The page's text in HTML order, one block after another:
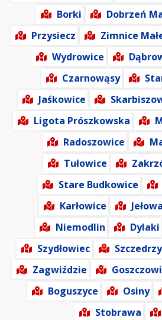
Borki Dobrzeń
Przysiecz
Zimnice
Wydrowice
Czarnowąsy
Jaśkowice
Ligota Prószkowska
Radoszowice
Tułowice
Stare Budkowice
Karłowice
Jełowa
Niemodlin
Dylaki
Szydłowiec
Zagwiździe
Boguszyce
Osiny
Stobrawa